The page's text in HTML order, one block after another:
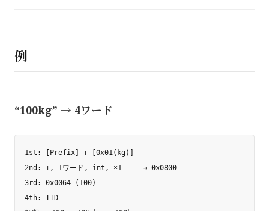
例
“100kg” → 4ワード
1st: [Prefix] + [0x01(kg)]
2nd: +, 1ワード, int, ×1     → 0x0800
3rd: 0x0064 (100)
4th: TID